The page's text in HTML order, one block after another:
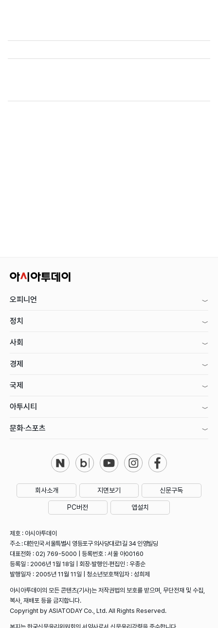
오피니언
정치
사회
경제
국제
아투시티
문화·스포츠
회사소개 지면보기 신문구독
PC버전 앱설치
제호 : 아시아투데이
주소 : 대한민국 서울특별시 영등포구 의사당대로1길 34 인영빌딩
대표전화 : 02) 769-5000 | 등록번호 : 서울 아00160
등록일 : 2006년 1월 18일 | 회장·발행인·편집인 : 우종순
발행일자 : 2005년 11월 11일 | 청소년보호책임자 : 성희제
아시아투데이의 모든 콘텐츠(기사)는 저작권법의 보호를 받으며, 무단전재 및 수집,
복사, 재배포 등을 금지합니다.
Copyright by ASIATODAY Co., Ltd. All Rights Reserved.